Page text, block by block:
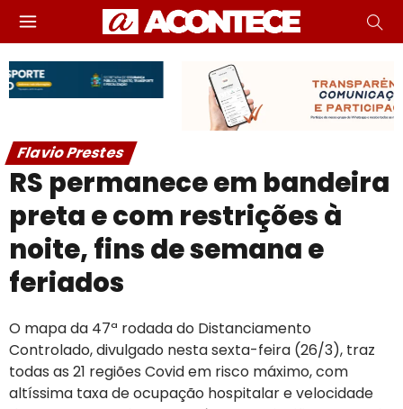
Flavio Prestes
RS permanece em bandeira
preta e com restrições à
noite, fins de semana e
feriados
O mapa da 47ª rodada do Distanciamento
Controlado, divulgado nesta sexta-feira (26/3), traz
todas as 21 regiões Covid em risco máximo, com
altíssima taxa de ocupação hospitalar e velocidade